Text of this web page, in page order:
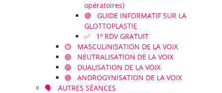
opératoires)
🟣 GUIDE INFORMATIF SUR LA
GLOTTOPLASTIE
✅ 1º RDV GRATUIT
🟡 MASCULINISATION DE LA VOIX
🟢 NEUTRALISATION DE LA VOIX
🔵 DUALISATION DE LA VOIX
🟣 ANDROGYNISATION DE LA VOIX
🗣️ AUTRES SÉANCES